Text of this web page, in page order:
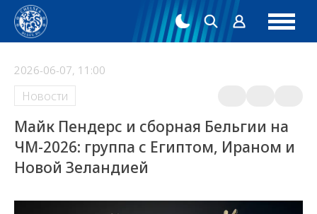
2026-06-07, 11:00
Новости
Майк Пендерс и сборная Бельгии на
ЧМ-2026: группа с Египтом, Ираном и
Новой Зеландией